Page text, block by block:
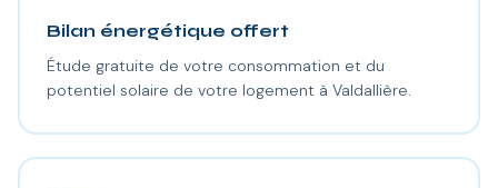
Bilan énergétique offert
Étude gratuite de votre consommation et du
potentiel solaire de votre logement à Valdallière.